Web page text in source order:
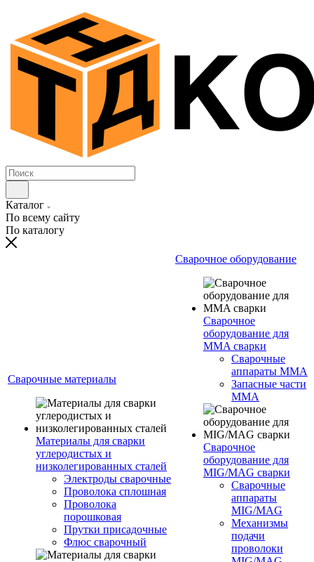
Каталог
По всему сайту
По каталогу
Сварочные материалы
Материалы для сварки
углеродистых и
низколегированных сталей
Электроды сварочные
Проволока сплошная
Проволока
порошковая
Прутки присадочные
Флюс сварочный
Сварочное оборудование
Сварочное
оборудование для
MMA сварки
Сварочные
аппараты MMA
Запасные части
MMA
Сварочное
оборудование для
MIG/MAG сварки
Сварочные
аппараты
MIG/MAG
Механизмы
подачи
проволоки